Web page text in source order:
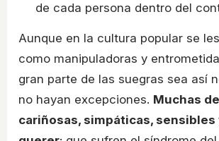
de cada persona dentro del
Aunque en la cultura popular se
como manipuladoras y
gran parte de las suegras sea así
no hayan excepciones. Muchas
cariñosas, simpáticas, sensibles